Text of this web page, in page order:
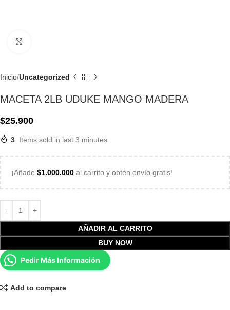
Inicio Uncategorized
MACETA 2LB UDUKE MANGO MADERA
$25.900
3 Items sold in last 3 minutes
¡Añade $1.000.000 al carrito y obtén envío gratis!
AÑADIR AL CARRITO
BUY NOW
Pedir Más Información
Add to compare